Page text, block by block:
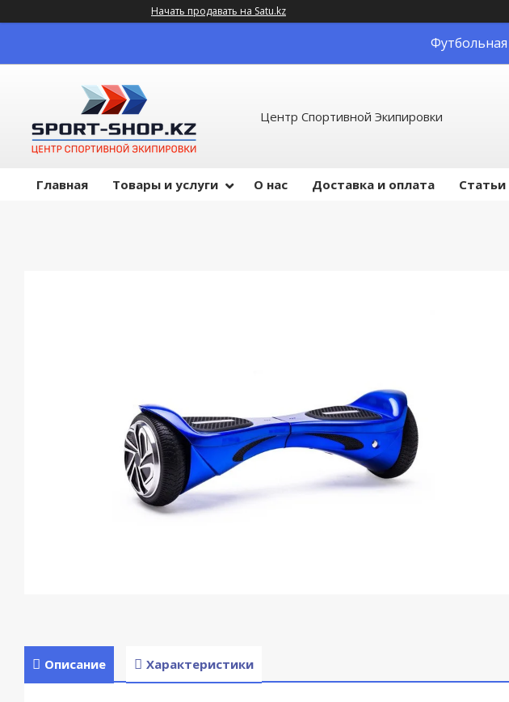
Начать продавать на Satu.kz
Футбольная
Центр Спортивной Экипировки
Главная Товары и услуги О нас Доставка и оплата Статьи
Описание Характеристики